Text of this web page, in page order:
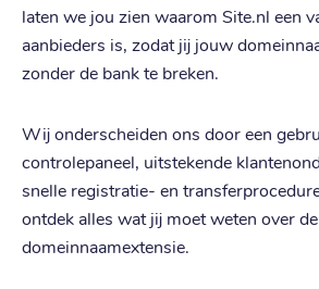
laten we jou zien waarom Site.nl een
aanbieders is, zodat jij jouw
zonder de bank te breken.
Wij onderscheiden ons door een
controlepaneel, uitstekende
snelle registratie- en
ontdek alles wat jij moet weten over
domeinnaamextensie.